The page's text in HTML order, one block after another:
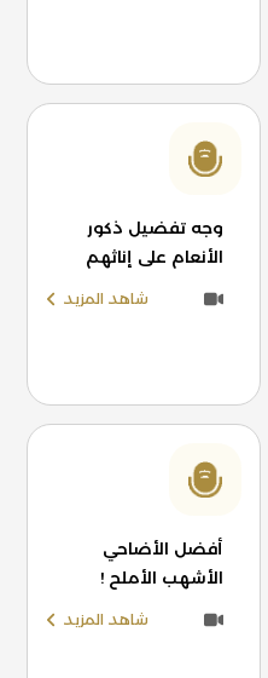
وجه تفضيل ذكور
الأنعام على إناثهم
شاهد المزيد
أفضل الأضاحي
الأشهب الأملح !
شاهد المزيد